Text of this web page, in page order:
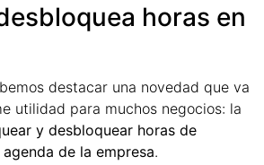
horas en
destacar una novedad que va
utilidad para muchos negocios: la
y desbloquear horas de
de la empresa.